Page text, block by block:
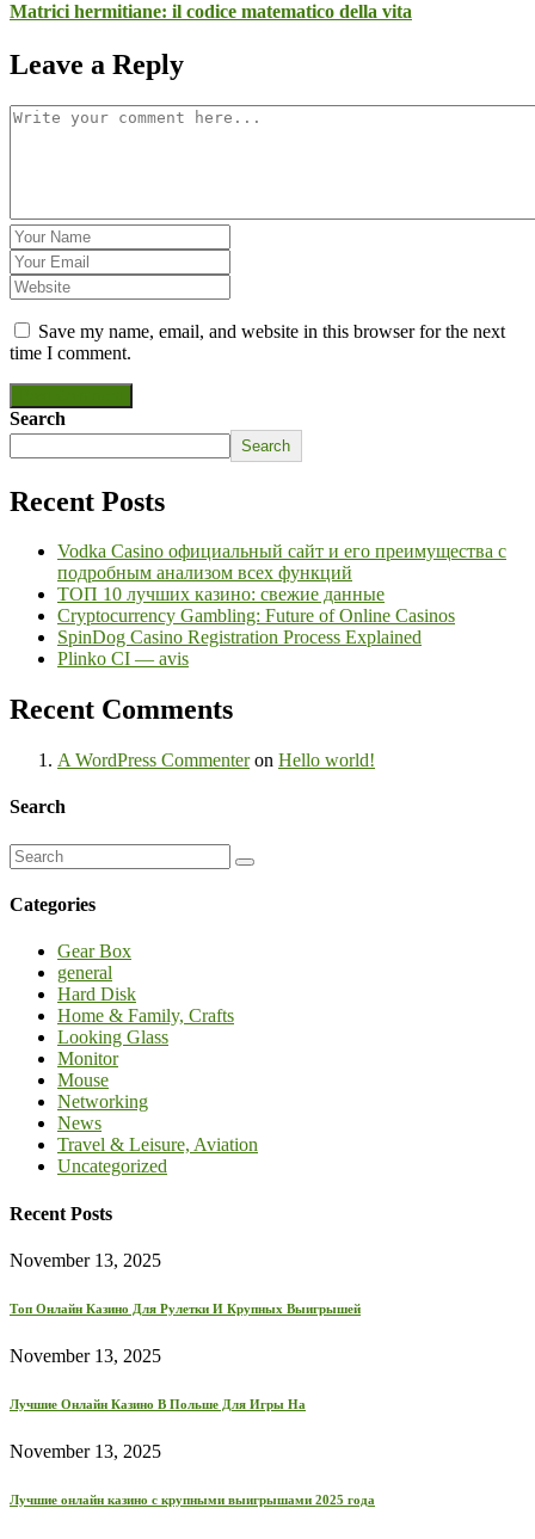
Matrici hermitiane: il codice matematico della vita
Leave a Reply
Save my name, email, and website in this browser for the next
time I comment.
Search
Search
Recent Posts
Vodka Casino официальный сайт и его преимущества с
подробным анализом всех функций
ТОП 10 лучших казино: свежие данные
Cryptocurrency Gambling: Future of Online Casinos
SpinDog Casino Registration Process Explained
Plinko CI — avis
Recent Comments
A WordPress Commenteron Hello world!
Search
Categories
Gear Box
general
Hard Disk
Home & Family, Crafts
Looking Glass
Monitor
Mouse
Networking
News
Travel & Leisure, Aviation
Uncategorized
Recent Posts
November 13, 2025
Топ Онлайн Казино Для Рулетки И Крупных Выигрышей
November 13, 2025
Лучшие Онлайн Казино В Польше Для Игры На
November 13, 2025
Лучшие онлайн казино с крупными выигрышами 2025 года